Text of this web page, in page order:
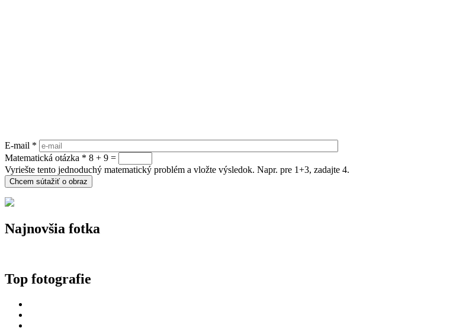
E-mail *
Matematická otázka * 8 + 9 =
Vyriešte tento jednoduchý matematický problém a vložte výsledok. Napr. pre 1+3, zadajte 4.
Najnovšia fotka
Top fotografie